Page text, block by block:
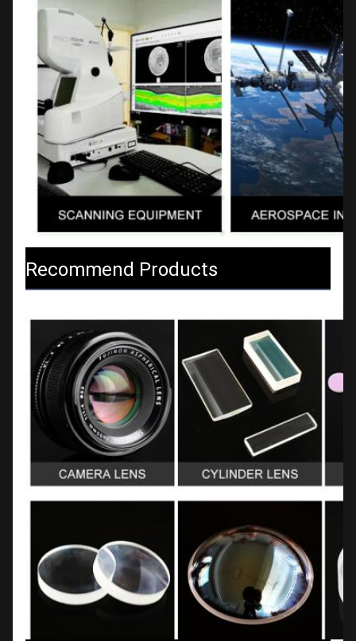
Recommend Products